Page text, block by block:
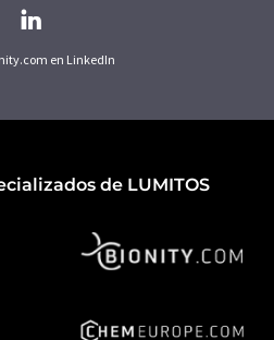
en LinkedIn
de LUMITOS